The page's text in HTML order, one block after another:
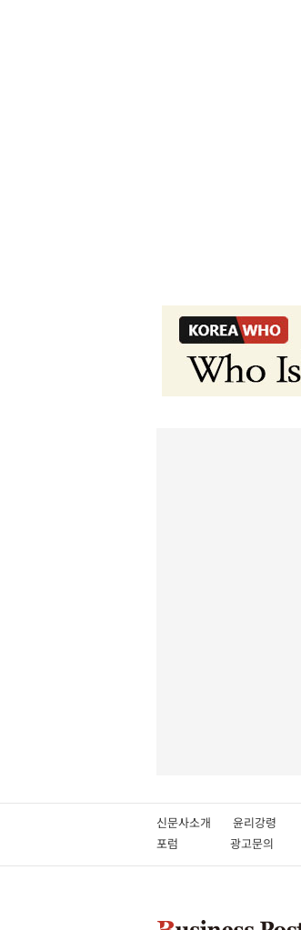
신문사소개 윤리강령
포럼
광고문의